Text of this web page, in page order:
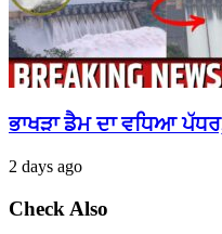
ਭਾਖੜਾ ਡੈਮ ਦਾ ਵਧਿਆ
2 days ago
Check Also